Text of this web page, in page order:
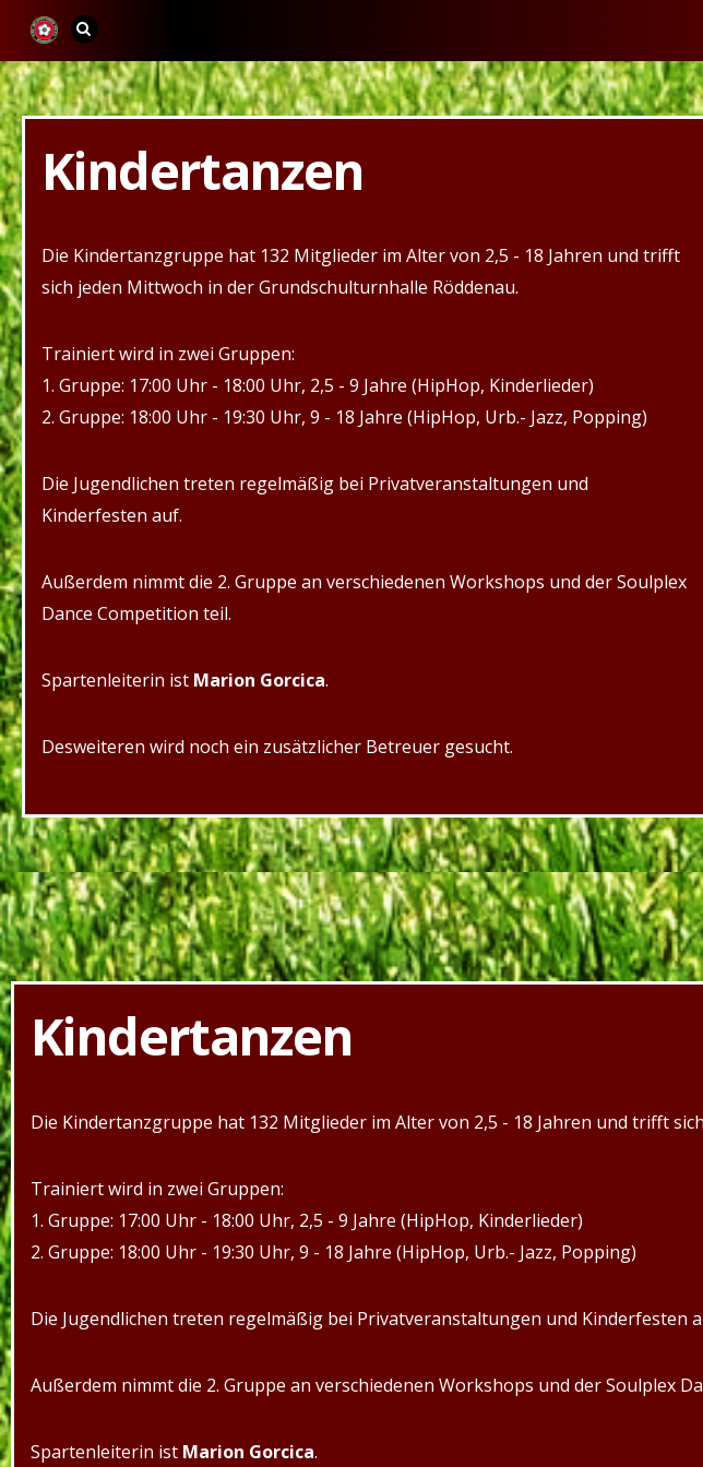
Kindertanzen
Die Kindertanzgruppe hat 132 Mitglieder im Alter von 2,5 - 18 Jahren und trifft
sich jeden Mittwoch in der Grundschulturnhalle Röddenau.
Trainiert wird in zwei Gruppen:
1. Gruppe: 17:00 Uhr - 18:00 Uhr, 2,5 - 9 Jahre (HipHop, Kinderlieder)
2. Gruppe: 18:00 Uhr - 19:30 Uhr, 9 - 18 Jahre (HipHop, Urb.- Jazz, Popping)
Die Jugendlichen treten regelmäßig bei Privatveranstaltungen und
Kinderfesten auf.
Außerdem nimmt die 2. Gruppe an verschiedenen Workshops und der Soulplex
Dance Competition teil.
Spartenleiterin ist Marion Gorcica.
Desweiteren wird noch ein zusätzlicher Betreuer gesucht.
Kindertanzen
Die Kindertanzgruppe hat 132 Mitglieder im Alter von 2,5 - 18 Jahren und trifft
Trainiert wird in zwei Gruppen:
1. Gruppe: 17:00 Uhr - 18:00 Uhr, 2,5 - 9 Jahre (HipHop, Kinderlieder)
2. Gruppe: 18:00 Uhr - 19:30 Uhr, 9 - 18 Jahre (HipHop, Urb.- Jazz, Popping)
Die Jugendlichen treten regelmäßig bei Privatveranstaltungen und Kinderfesten
Außerdem nimmt die 2. Gruppe an verschiedenen Workshops und der Soulplex
Spartenleiterin ist Marion Gorcica.